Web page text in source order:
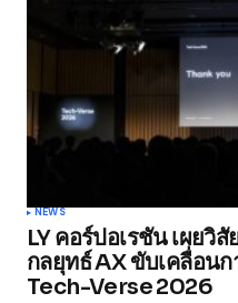
NEWS
LY คอร์ปอเรชัน เผยวิ
กลยุทธ์ AX ขับเคลื่อน
Tech-Verse 2026